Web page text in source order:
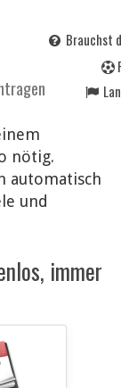
Brauchst
nötig.
automatisch
und
immer